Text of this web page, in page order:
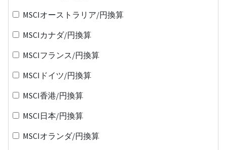
MSCIオーストラリア/円換算
MSCIカナダ/円換算
MSCIフランス/円換算
MSCIドイツ/円換算
MSCI香港/円換算
MSCI日本/円換算
MSCIオランダ/円換算